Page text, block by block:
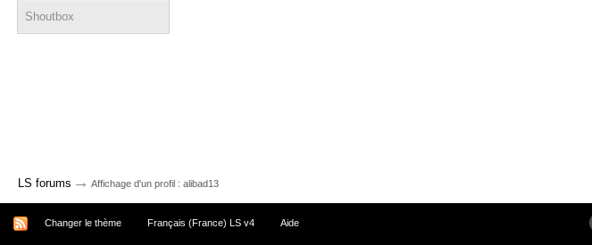
Shoutbox
LS forums → Affichage d'un profil : alibad13
Changer le thème Français (France) LS v4 Aide